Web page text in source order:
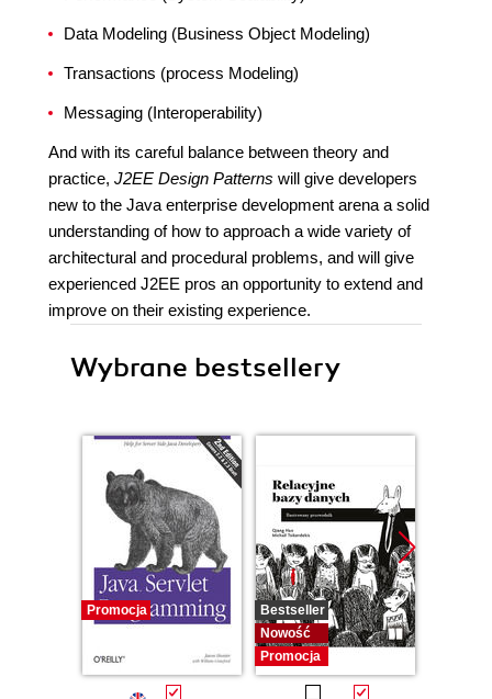
Data Modeling (Business Object Modeling)
Transactions (process Modeling)
Messaging (Interoperability)
And with its careful balance between theory and
practice, J2EE Design Patterns will give developers
new to the Java enterprise development arena a solid
understanding of how to approach a wide variety of
architectural and procedural problems, and will give
experienced J2EE pros an opportunity to extend and
improve on their existing experience.
Wybrane bestsellery
Promocja
Bestseller
Nowość
Promocja